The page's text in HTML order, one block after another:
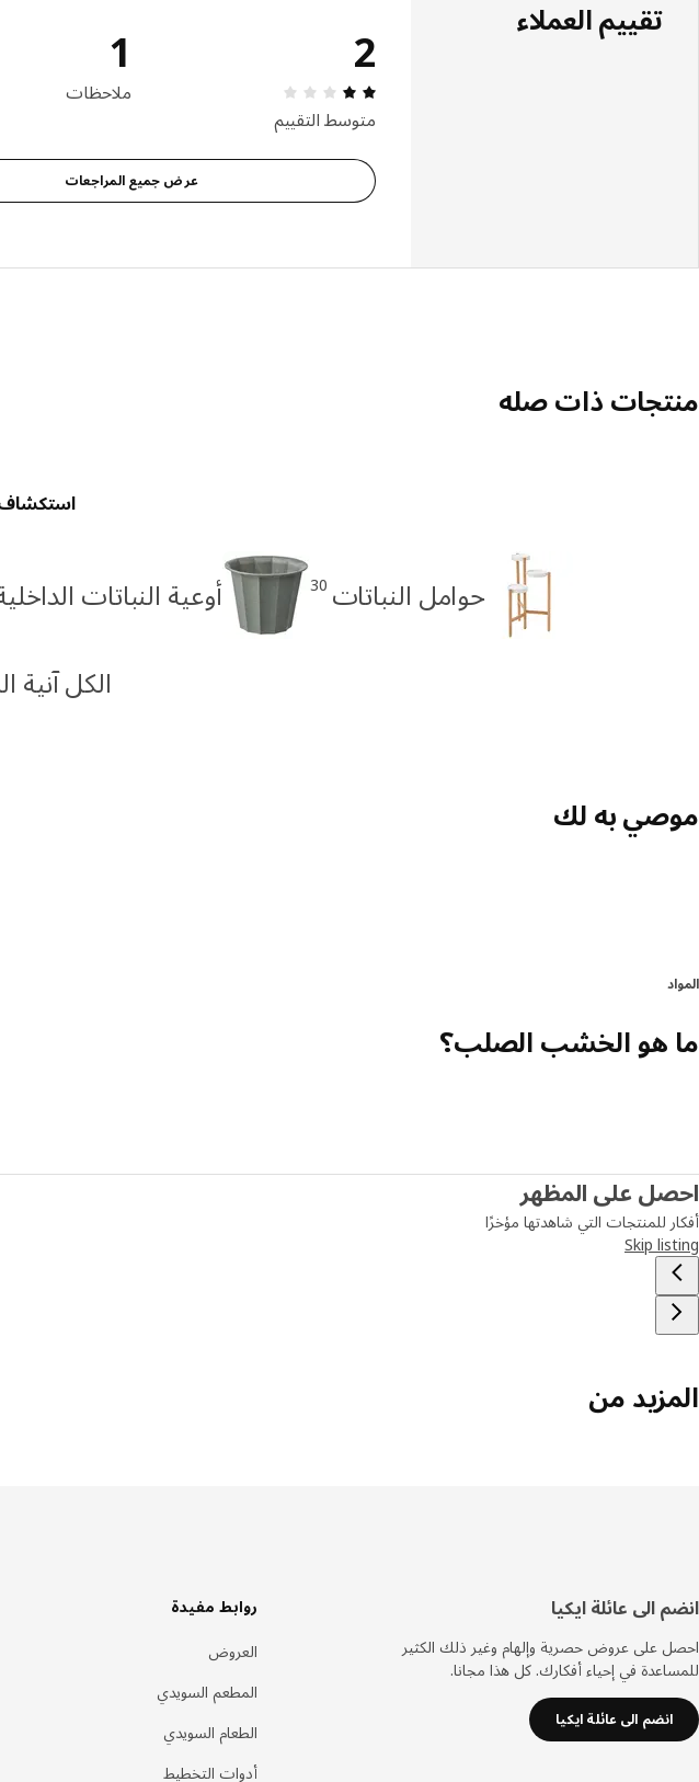
تقييم العملاء
2
متوسط التقييم
1
ملاحظات
عرض جميع المراجعات
منتجات ذات صله
استكشاف
حوامل النباتات 30 أوعية النباتات
الكل آنية
موصي به لك
المواد
ما هو الخشب الصلب؟
احصل على المظهر
أفكار للمنتجات التي شاهدتها مؤخرًا
Skip listing
المزيد من
أسفل
الصفحة
انضم الى عائلة ايكيا
احصل على عروض حصرية وإلهام وغير ذلك الكثير
للمساعدة في إحياء أفكارك. كل هذا مجانا.
انضم الى عائلة ايكيا
روابط مفيدة
العروض
المطعم السويدي
الطعام السويدي
أدوات التخطيط